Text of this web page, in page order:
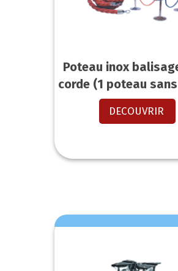
Poteau inox
corde (1 poteau
DECOUVRIR